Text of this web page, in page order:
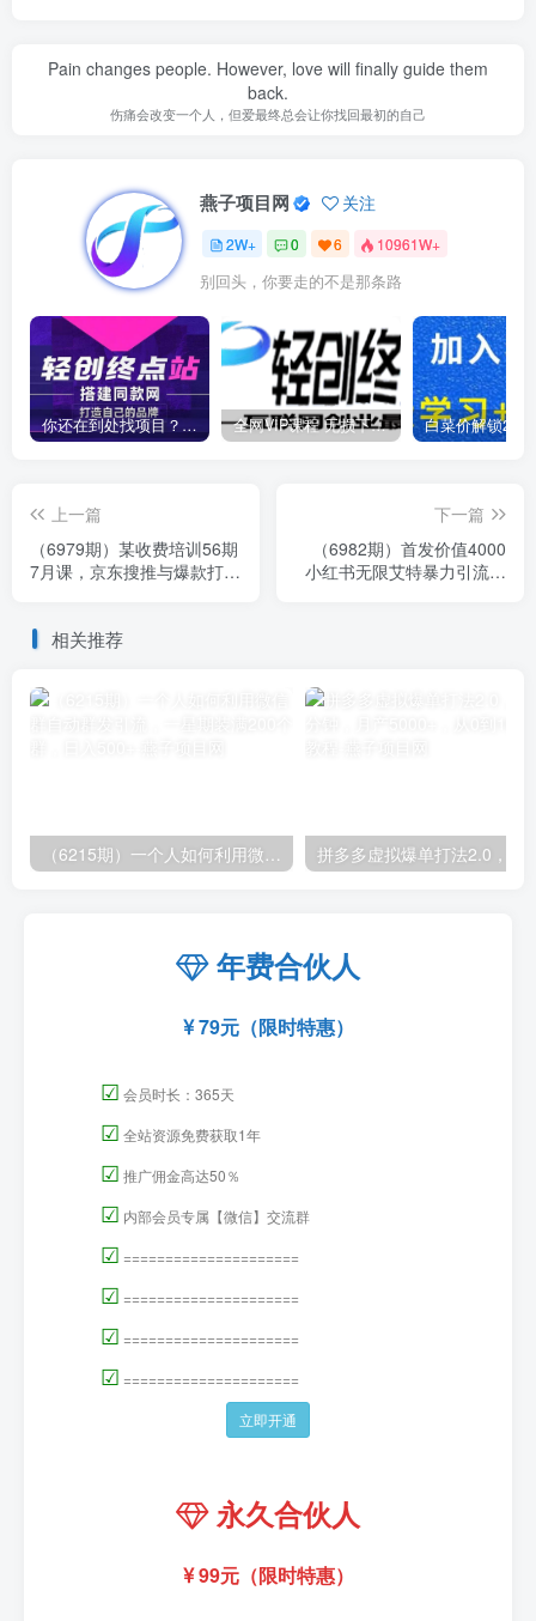
Pain changes people. However, love will finally guide them
back.
伤痛会改变一个人，但爱最终总会让你找回最初的自己
燕子项目网 关注
2W+ 0 6 10961W+
别回头，你要走的不是那条路
你还在到处找项目？还在当韭菜？我靠卖项目一个月收入5万+，曾经我也是个失败者。 全网VIP课程 无损下载~
上一篇
（6979期）某收费培训56期
7月课，京东搜推与爆款打造
下一篇
（6982期）首发价值4000
小红书无限艾特暴力引流创
相关推荐
年费合伙人
79元（限时特惠）
☑ 会员时长：365天
☑ 全站资源免费获取1年
☑ 推广佣金高达50％
☑ 内部会员专属【微信】交流群
☑ =====================
☑ =====================
☑ =====================
☑ =====================
立即开通
永久合伙人
99元（限时特惠）